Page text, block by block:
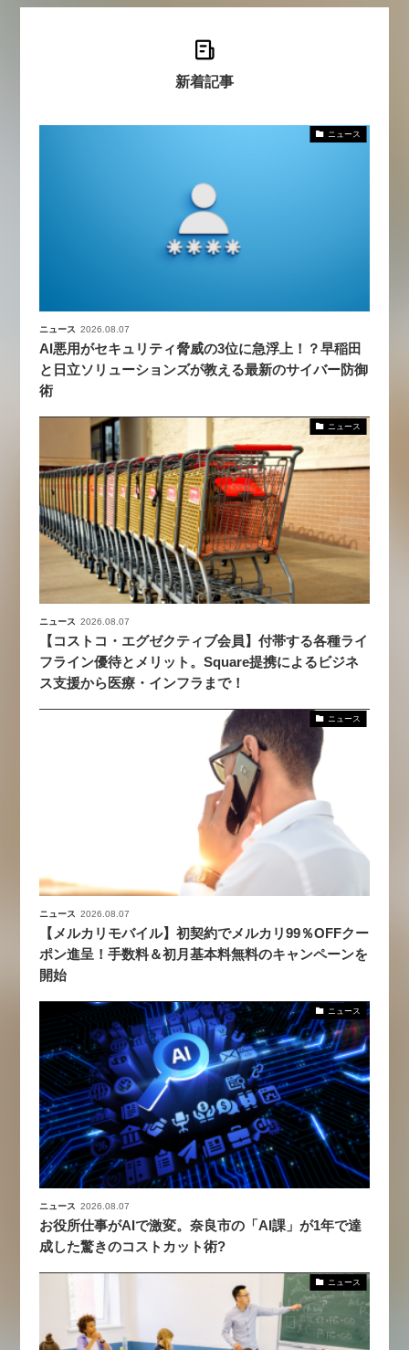
新着記事
ニュース
ニュース 2026.08.07
AI悪用がセキュリティ脅威の3位に急浮上！？早稲田
と日立ソリューションズが教える最新のサイバー防御
術
ニュース
ニュース 2026.08.07
【コストコ・エグゼクティブ会員】付帯する各種ライ
フライン優待とメリット。Square提携によるビジネ
ス支援から医療・インフラまで！
ニュース
ニュース 2026.08.07
【メルカリモバイル】初契約でメルカリ99％OFFクー
ポン進呈！手数料＆初月基本料無料のキャンペーンを
開始
ニュース
ニュース 2026.08.07
お役所仕事がAIで激変。奈良市の「AI課」が1年で達
成した驚きのコストカット術?
ニュース